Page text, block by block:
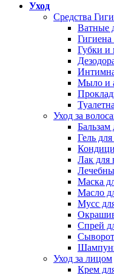
Уход
Средства
Ватные
Гигиена
Губки и
Мыло и
Уход за
Бальзам
Гель
Лак для
Маска
Масло
Мусс
Спрей
Уход за лицом
Крем